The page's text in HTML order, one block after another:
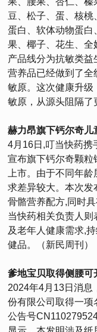
豆、松子、蛋、核
蛋白、软体动物蛋白
果、椰子、花生、
产品线分为抗敏类
营养品已经做到了全
敏原。这次健康升
敏原，从源头阻隔了
赫力昂旗下钙尔奇
4月16日,叮当快药携
宣布旗下钙尔奇颗
上市。由于不同年
求差异较大。本次发
骨骼营养配方,同时
当快药相关负责人
及老年人健康需求,
健品。（新民周刊）
爹地宝贝取得侧腰可
2024年4月13日消息
份有限公司取得一项
公告号